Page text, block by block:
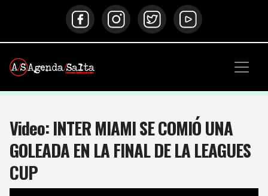
Video: INTER MIAMI SE COMIÓ UNA
GOLEADA EN LA FINAL DE LA LEAGUES
CUP